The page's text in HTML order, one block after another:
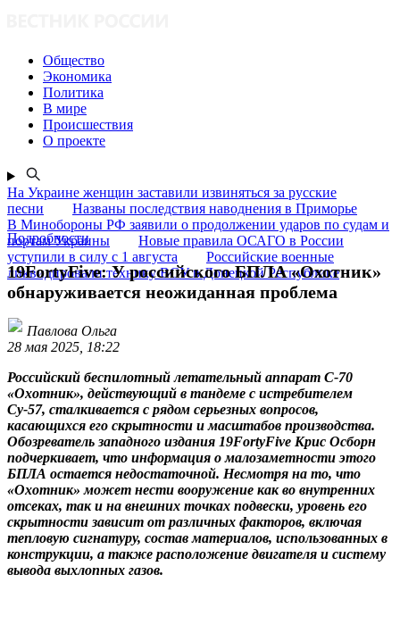
Общество
Экономика
Политика
В мире
Происшествия
О проекте
На Украине женщин заставили извиняться за русские
песни
Названы последствия наводнения в Приморье
В Минобороны РФ заявили о продолжении ударов по судам и
портам Украины
Новые правила ОСАГО в России
уступили в силу с 1 августа
Российские военные
ликвидировали технику ВСУ в Донецкой Республике
Подробности
19FortyFive: У российского БПЛА «Охотник»
обнаруживается неожиданная проблема
Павлова Ольга
28 мая 2025, 18:22
Российский беспилотный летательный аппарат С-70
«Охотник», действующий в тандеме с истребителем
Су-57, сталкивается с рядом серьезных вопросов,
касающихся его скрытности и масштабов производства.
Обозреватель западного издания 19FortyFive Крис Осборн
подчеркивает, что информация о малозаметности этого
БПЛА остается недостаточной. Несмотря на то, что
«Охотник» может нести вооружение как во внутренних
отсеках, так и на внешних точках подвески, уровень его
скрытности зависит от различных факторов, включая
тепловую сигнатуру, состав материалов, использованных в
конструкции, а также расположение двигателя и систему
вывода выхлопных газов.